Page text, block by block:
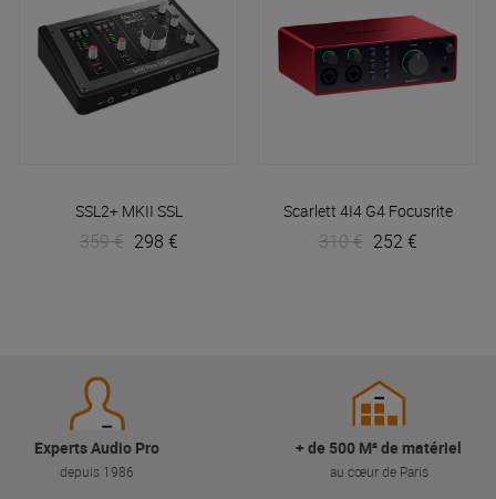
SSL2+ MKII SSL
359 € 298 €
Scarlett 4I4 G4 Focusrite
310 € 252 €
Experts Audio Pro
depuis 1986
+ de 500 M² de matériel
au cœur de Paris